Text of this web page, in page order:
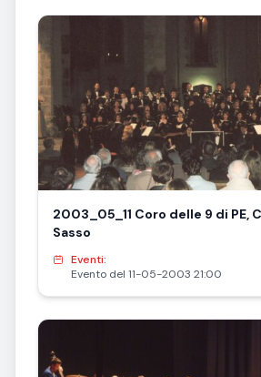
2003_05_11 Coro delle 9 di PE,
Sasso
Eventi:
Evento del 11-05-2003 21:00